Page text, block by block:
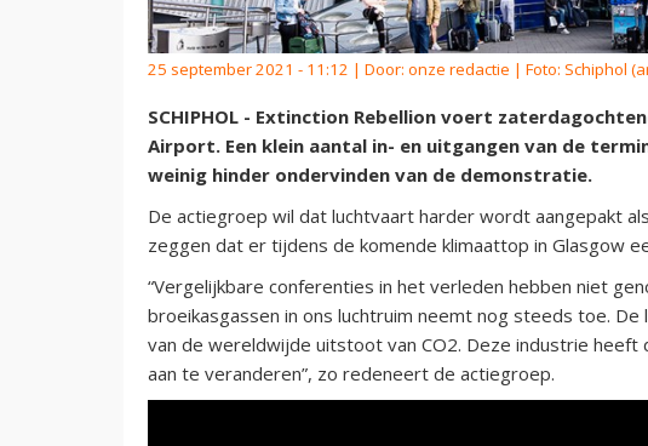
25 september 2021 - 11:12 | Door: onze redactie | Foto: Schiphol
SCHIPHOL - Extinction Rebellion voert
Airport. Een klein aantal in- en uitgangen van de
weinig hinder ondervinden van de demonstratie.
De actiegroep wil dat luchtvaart harder wordt aangepakt
zeggen dat er tijdens de komende klimaattop in Glasgow
“Vergelijkbare conferenties in het verleden hebben niet
broeikasgassen in ons luchtruim neemt nog steeds toe.
van de wereldwijde uitstoot van CO2. Deze industrie heeft
aan te veranderen”, zo redeneert de actiegroep.